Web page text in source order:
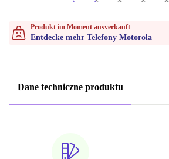
Produkt im Moment ausverkauft
Entdecke mehr Telefony Motorola
Dane techniczne produktu